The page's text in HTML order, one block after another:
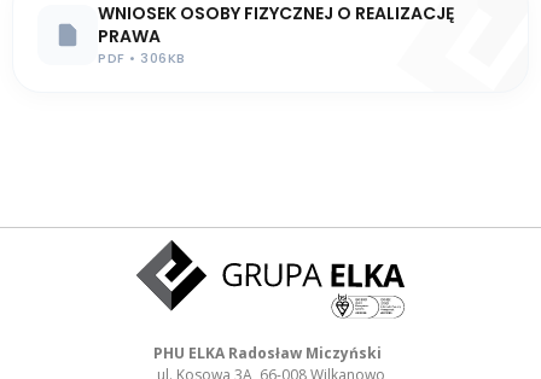
WNIOSEK OSOBY FIZYCZNEJ O REALIZACJĘ
PRAWA
PDF • 306KB
PHU ELKA Radosław Miczyński
ul. Kosowa 3A, 66-008 Wilkanowo